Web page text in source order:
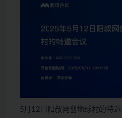
5月12日阳叔网创地球村的特